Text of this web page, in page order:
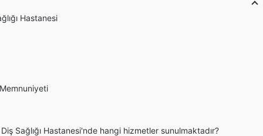
Hastanesi
Sağlığı Hastanesi'nde hangi hizmetler sunulmaktadır?